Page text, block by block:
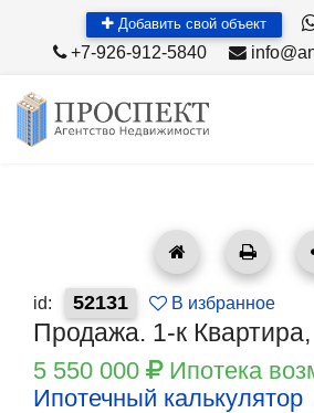
Добавить свой объект
+7-926-912-5840
id: 52131 В избранное
Продажа. 1-к Квартира,
5 550 000
Ипотека
Ипотечный калькулятор